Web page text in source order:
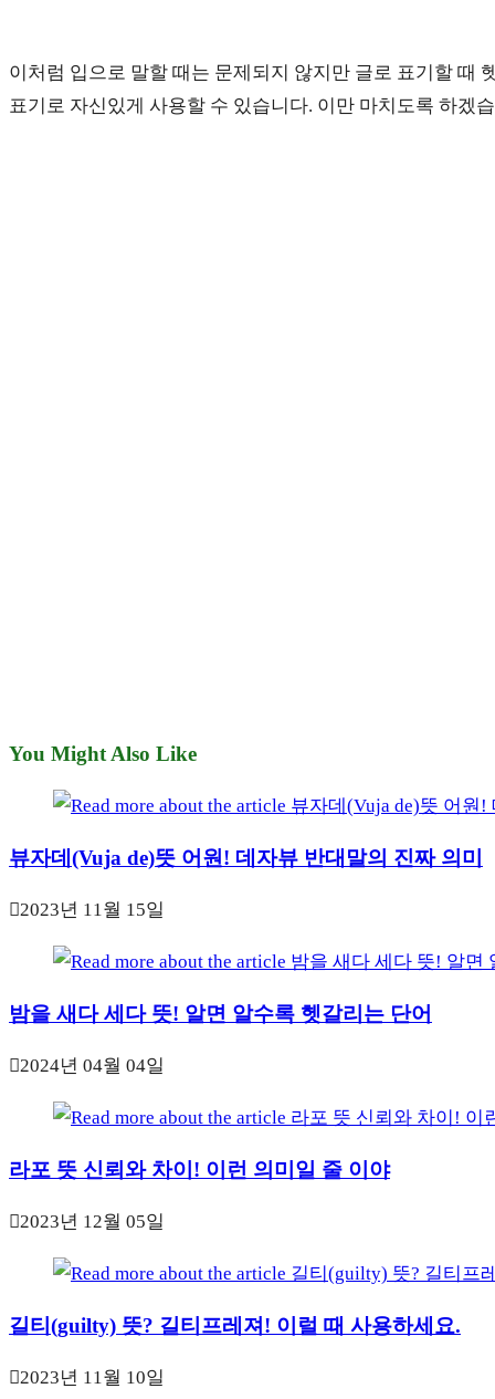
이처럼 입으로 말할 때는 문제되지 않지만 글로 표기할 때
표기로 자신있게 사용할 수 있습니다. 이만 마치도록 하겠
You Might Also Like
뷰자데(Vuja de)뜻 어원! 데자뷰 반대말의 진짜 의미
2023년 11월 15일
밤을 새다 세다 뜻! 알면 알수록 헷갈리는 단어
2024년 04월 04일
라포 뜻 신뢰와 차이! 이런 의미일 줄 이야
2023년 12월 05일
길티(guilty) 뜻? 길티프레져! 이럴 때 사용하세요.
2023년 11월 10일